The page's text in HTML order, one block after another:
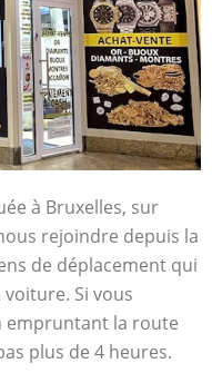
à Bruxelles, sur
rejoindre depuis la
de déplacement qui
Si vous
empruntant la route
plus de 4 heures.